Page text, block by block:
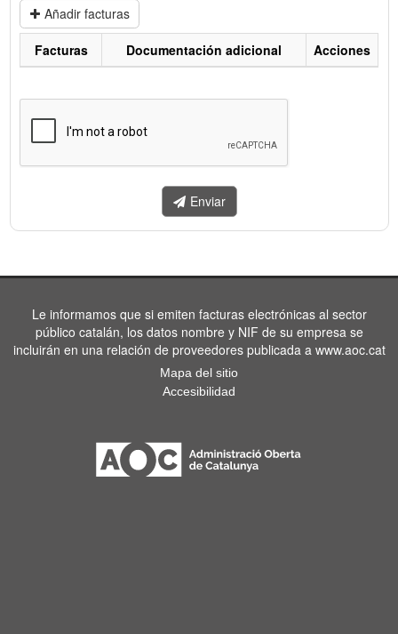
Añadir facturas
enviar.
Facturas Documentación adicional Acciones
Enviar
Le informamos que si emiten facturas electrónicas al sector
público catalán, los datos nombre y NIF de su empresa se
incluirán en una relación de proveedores publicada a www.aoc.cat
Mapa del sitio
Accesibilidad